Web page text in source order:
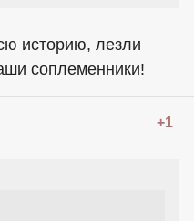
историю, лезли
соплеменники!
+1